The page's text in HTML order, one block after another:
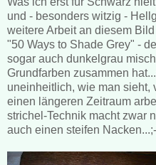
und - besonders witzig -
weitere Arbeit an diesem
"50 Ways to Shade Grey" -
sogar auch dunkelgrau
Grundfarben zusammen
uneinheitlich, wie man sieht,
einen längeren Zeitraum
strichel-Technik macht zwar
auch einen steifen